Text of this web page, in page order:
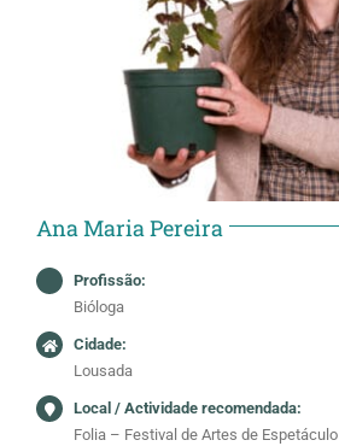
Ana Maria Pereira
Profissão:
Bióloga
Cidade:
Lousada
Local / Actividade recomendada:
Folia – Festival de Artes de Espetáculo